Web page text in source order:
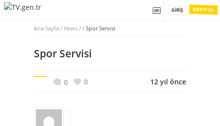
KAYIT OL
GIRIŞ
Ana Sayfa / News / / Spor Servisi
Spor Servisi
0 0 12 yıl önce